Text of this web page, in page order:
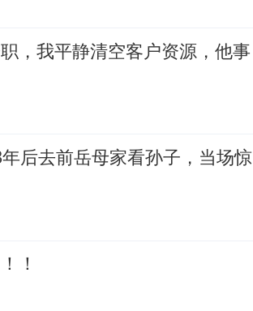
，我平静清空客户资源，他事
后去前岳母家看孙子，当场惊
！